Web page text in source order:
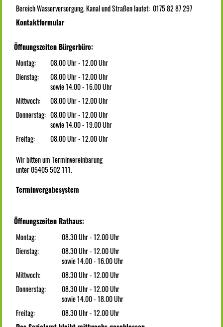
Bereich Wasserversorgung, Kanal und Straßen lautet: 0175 82 87 297
Kontaktformular
Öffnungszeiten Bürgerbüro:
Montag:
08.00 Uhr - 12.00 Uhr
Dienstag:
08.00 Uhr - 12.00 Uhr
sowie 14.00 - 16.00 Uhr
Mittwoch:
08.00 Uhr - 12.00 Uhr
Donnerstag: 08.00 Uhr - 12.00 Uhr
sowie 14.00 - 19.00 Uhr
Freitag:
08.00 Uhr - 12.00 Uhr
Wir bitten um Terminvereinbarung
unter 05405 502 111.
Terminvergabesystem
Öffnungszeiten Rathaus:
Montag:
08.30 Uhr - 12.00 Uhr
Dienstag:
08.30 Uhr - 12.00 Uhr
sowie 14.00 - 16.00 Uhr
Mittwoch:
08.30 Uhr - 12.00 Uhr
Donnerstag:
08.30 Uhr - 12.00 Uhr
sowie 14.00 - 18.00 Uhr
Freitag:
08.30 Uhr - 12.00 Uhr